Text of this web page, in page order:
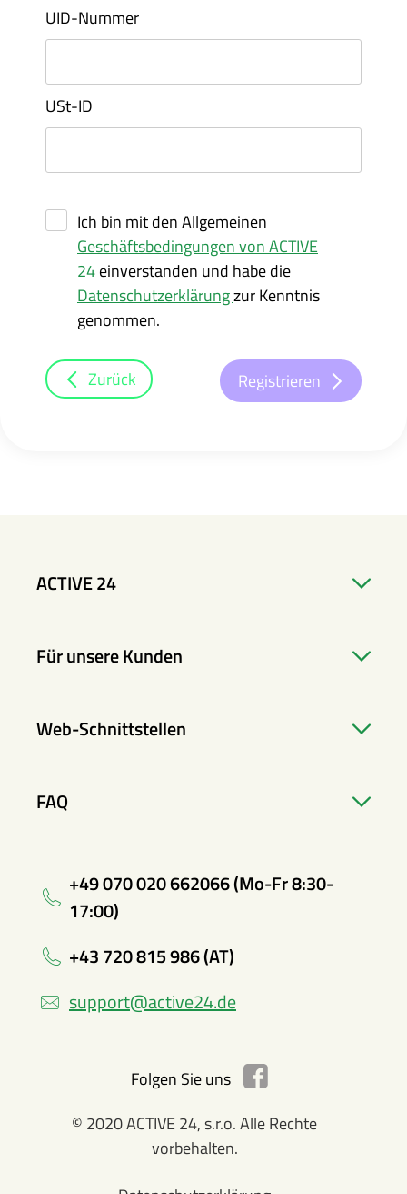
UID-Nummer
USt-ID
Ich bin mit den Allgemeinen
Geschäftsbedingungen von ACTIVE
24einverstanden und habe die
Datenschutzerklärungzur Kenntnis
genommen.
Zurück Registrieren
ACTIVE 24
Für unsere Kunden
Web-Schnittstellen
FAQ
+49 070 020 662066 (Mo-Fr 8:30-
17:00)
+43 720 815 986 (AT)
support@active24.de
Folgen Sie uns
© 2020 ACTIVE 24, s.r.o. Alle Rechte
vorbehalten.